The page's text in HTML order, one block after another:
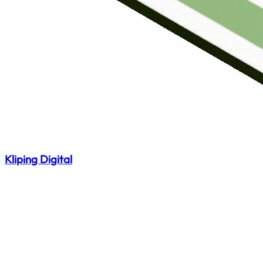
Kliping Digital